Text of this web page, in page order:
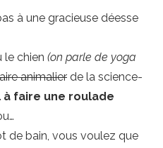
à une gracieuse déesse
le chien (on parle de yoga
animalier de la science-
à faire une roulade
de bain, vous voulez que